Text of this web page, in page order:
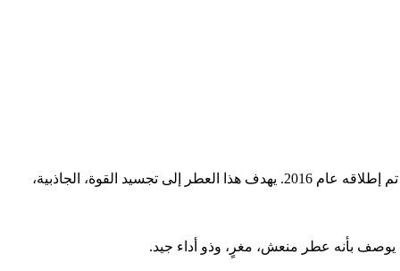
عطر فيرساتشي بور أوم ديلان بلو (Versace Pour Homme Dylan Blue) هو عطر رجالي عصري وشهير جداً من دار فيرساتشي (Versace)، وقد تم إطلاقه عام 2016. يهدف هذا العطر إلى تجسيد القوة، الجاذبية،